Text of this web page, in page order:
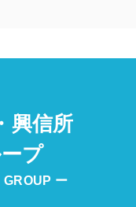
興信所
プ
ー